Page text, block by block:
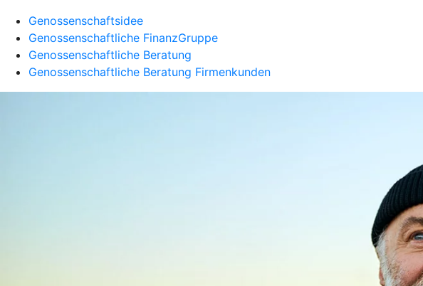
Genossenschaftsidee
Genossenschaftliche FinanzGruppe
Genossenschaftliche Beratung
Genossenschaftliche Beratung Firmenkunden